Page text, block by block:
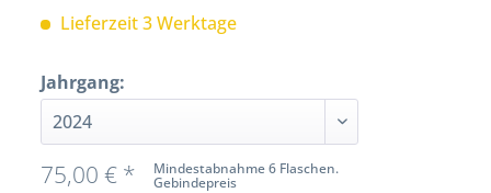
Lieferzeit 3 Werktage
Jahrgang:
Mindestabnahme 6 Flaschen.
Gebindepreis
75,00 € *